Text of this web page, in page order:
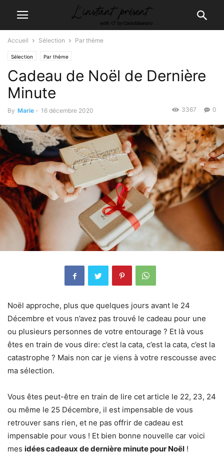
Accueil Sélection Par thème
Sélection Par thème
Cadeau de Noël de Dernière
Minute
By Marie - 16 décembre 2020 0
3367
Noël approche, plus que quelques jours avant le 24
Décembre et vous n’avez pas trouvé le cadeau pour une
ou plusieurs personnes de votre entourage ? Et là vous
êtes en train de vous dire: c’est la cata, c’est la cata, c’est la
catastrophe ? Mais non car je viens à votre rescousse avec
ma sélection.
Vous êtes peut-être en train de lire cet article le 22, 23, 24
ou même le 25 Décembre, il est impensable de vous
retrouver sans rien, et ne pas offrir de cadeau est
impensable pour vous ! Et bien bonne nouvelle car voici
mes idées cadeaux de dernière minute pour Noël !